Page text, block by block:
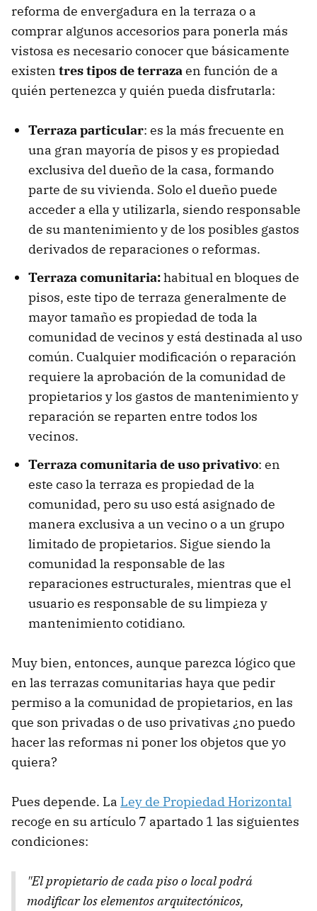
reforma de envergadura en la terraza o a
comprar algunos accesorios para ponerla más
vistosa es necesario conocer que básicamente
existen tres tipos de terrazaen función de a
quién pertenezca y quién pueda disfrutarla:
Terraza particular: es la más frecuente en
una gran mayoría de pisos y es propiedad
exclusiva del dueño de la casa, formando
parte de su vivienda. Solo el dueño puede
acceder a ella y utilizarla, siendo responsable
de su mantenimiento y de los posibles gastos
derivados de reparaciones o reformas.
Terraza comunitaria:habitual en bloques de
pisos, este tipo de terraza generalmente de
mayor tamaño es propiedad de toda la
comunidad de vecinos y está destinada al uso
común. Cualquier modificación o reparación
requiere la aprobación de la comunidad de
propietarios y los gastos de mantenimiento y
reparación se reparten entre todos los
vecinos.
Terraza comunitaria de uso privativo: en
este caso la terraza es propiedad de la
comunidad, pero su uso está asignado de
manera exclusiva a un vecino o a un grupo
limitado de propietarios. Sigue siendo la
comunidad la responsable de las
reparaciones estructurales, mientras que el
usuario es responsable de su limpieza y
mantenimiento cotidiano.
Muy bien, entonces, aunque parezca lógico que
en las terrazas comunitarias haya que pedir
permiso a la comunidad de propietarios, en las
que son privadas o de uso privativas ¿no puedo
hacer las reformas ni poner los objetos que yo
quiera?
Pues depende. La Ley de Propiedad Horizontal
recoge en su artículo 7 apartado 1 las siguientes
condiciones:
"El propietario de cada piso o local podrá
modificar los elementos arquitectónicos,